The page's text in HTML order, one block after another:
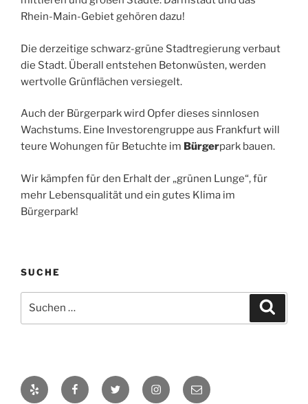
Rhein-Main-Gebiet gehören dazu!
Die derzeitige schwarz-grüne Stadtregierung verbaut
die Stadt. Überall entstehen Betonwüsten, werden
wertvolle Grünflächen versiegelt.
Auch der Bürgerpark wird Opfer dieses sinnlosen
Wachstums. Eine Investorengruppe aus Frankfurt will
teure Wohungen für Betuchte im Bürgerpark bauen.
Wir kämpfen für den Erhalt der „grünen Lunge“, für
mehr Lebensqualität und ein gutes Klima im
Bürgerpark!
SUCHE
nach:
Yelp FacebookTwitter Instagram